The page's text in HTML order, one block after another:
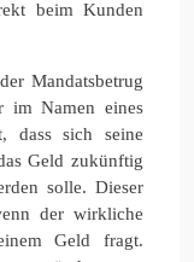
beim Kunden
Mandatsbetrug
im Namen eines
dass sich seine
Geld zukünftig
solle. Dieser
der wirkliche
Geld fragt.